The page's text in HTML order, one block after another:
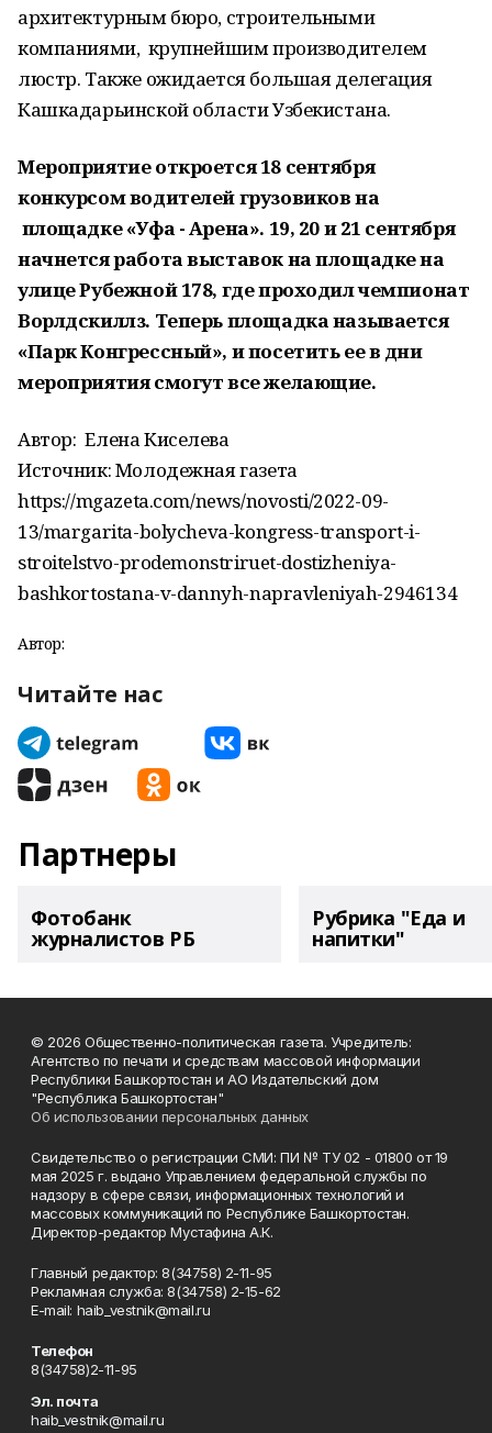
архитектурным бюро, строительными
компаниями, крупнейшим производителем
люстр. Также ожидается большая делегация
Кашкадарьинской области Узбекистана.
Мероприятие откроется 18 сентября
конкурсом водителей грузовиков на
площадке «Уфа - Арена». 19, 20 и 21 сентября
начнется работа выставок на площадке на
улице Рубежной 178, где проходил чемпионат
Ворлдскиллз. Теперь площадка называется
«Парк Конгрессный», и посетить ее в дни
мероприятия смогут все желающие.
Автор: Елена Киселева
Источник: Молодежная газета
https://mgazeta.com/news/novosti/2022-09-
13/margarita-bolycheva-kongress-transport-i-
stroitelstvo-prodemonstriruet-dostizheniya-
bashkortostana-v-dannyh-napravleniyah-2946134
Автор:
Читайте нас
Партнеры
Фотобанк
журналистов РБ
Рубрика "Еда и
напитки"
© 2026 Общественно-политическая газета. Учредитель:
Агентство по печати и средствам массовой информации
Республики Башкортостан и АО Издательский дом
"Республика Башкортостан"
Об использовании персональных данных
Свидетельство о регистрации СМИ: ПИ № ТУ 02 - 01800 от 19
мая 2025 г. выдано Управлением федеральной службы по
надзору в сфере связи, информационных технологий и
массовых коммуникаций по Республике Башкортостан.
Директор-редактор Мустафина А.К.
Главный редактор: 8(34758) 2-11-95
Рекламная служба: 8(34758) 2-15-62
Е-mаil: haib_vestnik@mail.ru
Телефон
8(34758)2-11-95
Эл. почта
haib_vestnik@mail.ru